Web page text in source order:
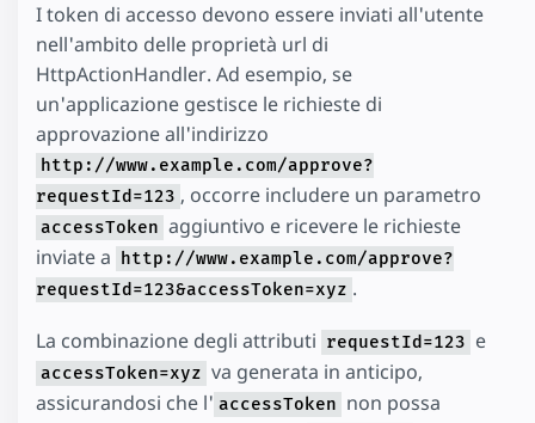
I token di accesso devono essere inviati all'utente
nell'ambito delle proprietà url di
HttpActionHandler. Ad esempio, se
un'applicazione gestisce le richieste di
approvazione all'indirizzo
http://www.example.com/approve?
requestId=123 , occorre includere un parametro
accessToken aggiuntivo e ricevere le richieste
inviate a http://www.example.com/approve?
requestId=123&accessToken=xyz .
La combinazione degli attributi requestId=123 e
accessToken=xyz va generata in anticipo,
assicurandosi che l' accessToken non possa